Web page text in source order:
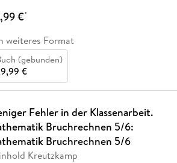
€*
weiteres Format
(gebunden)
€
Fehler in der Klassenarbeit.
Bruchrechnen 5/6:
Bruchrechnen 5/6
Kreutzkamp